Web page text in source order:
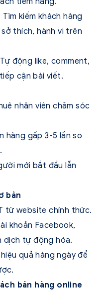
Tìm kiếm khách hàng
thích, hành vi trên
Tự động like, comment,
cận bài viết.
nhân viên chăm sóc
hàng gấp 3-5 lần so
mới bắt đầu lẫn
bản
từ website chính thức.
khoản Facebook,
dịch tự động hóa.
quả hàng ngày để
bán hàng online